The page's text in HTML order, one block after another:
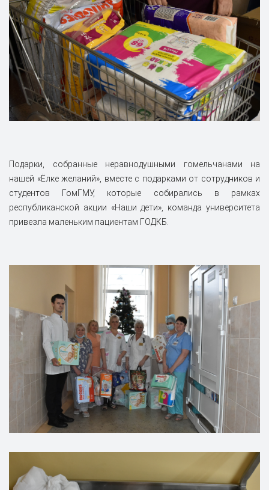
Подарки, собранные неравнодушными гомельчанами на
нашей «Ёлке желаний», вместе с подарками от сотрудников и
студентов ГомГМУ, которые собирались в рамках
республиканской акции «Наши дети», команда университета
привезла маленьким пациентам ГОДКБ.